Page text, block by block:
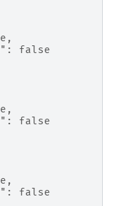
false
false
false